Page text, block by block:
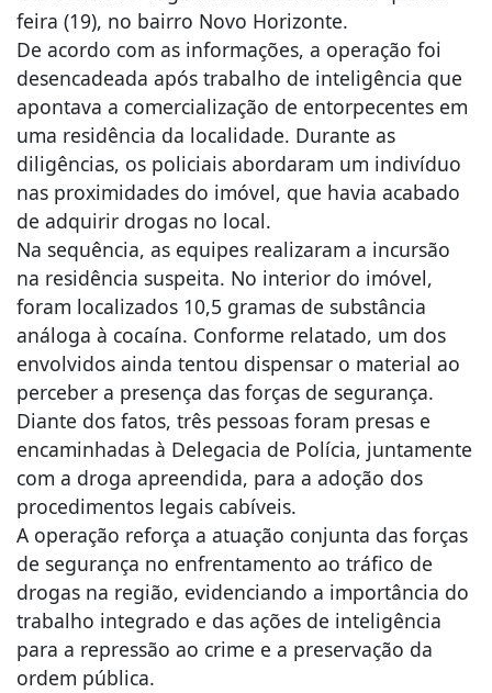
feira (19), no bairro Novo Horizonte.
De acordo com as informações, a operação foi
desencadeada após trabalho de inteligência que
apontava a comercialização de entorpecentes em
uma residência da localidade. Durante as
diligências, os policiais abordaram um indivíduo
nas proximidades do imóvel, que havia acabado
de adquirir drogas no local.
Na sequência, as equipes realizaram a incursão
na residência suspeita. No interior do imóvel,
foram localizados 10,5 gramas de substância
análoga à cocaína. Conforme relatado, um dos
envolvidos ainda tentou dispensar o material ao
perceber a presença das forças de segurança.
Diante dos fatos, três pessoas foram presas e
encaminhadas à Delegacia de Polícia, juntamente
com a droga apreendida, para a adoção dos
procedimentos legais cabíveis.
A operação reforça a atuação conjunta das forças
de segurança no enfrentamento ao tráfico de
drogas na região, evidenciando a importância do
trabalho integrado e das ações de inteligência
para a repressão ao crime e a preservação da
ordem pública.